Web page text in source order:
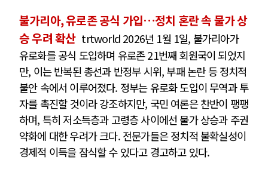
불가리아, 유로존 공식 가입…정치 혼란 속 물가 상
승 우려 확산 trtworld 2026년 1월 1일, 불가리아가
유로화를 공식 도입하며 유로존 21번째 회원국이 되었지
만, 이는 반복된 총선과 반정부 시위, 부패 논란 등 정치적
불안 속에서 이루어졌다. 정부는 유로화 도입이 무역과 투
자를 촉진할 것이라 강조하지만, 국민 여론은 찬반이 팽팽
하며, 특히 저소득층과 고령층 사이에선 물가 상승과 주권
약화에 대한 우려가 크다. 전문가들은 정치적 불확실성이
경제적 이득을 잠식할 수 있다고 경고하고 있다.